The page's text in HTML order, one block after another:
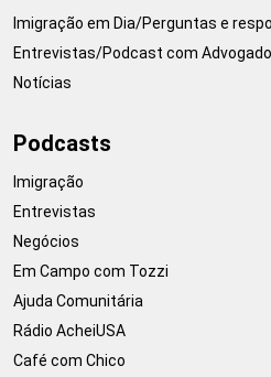
Imigração em Dia/Perguntas e
Entrevistas/Podcast com
Notícias
Podcasts
Imigração
Entrevistas
Negócios
Em Campo com Tozzi
Ajuda Comunitária
Rádio AcheiUSA
Café com Chico